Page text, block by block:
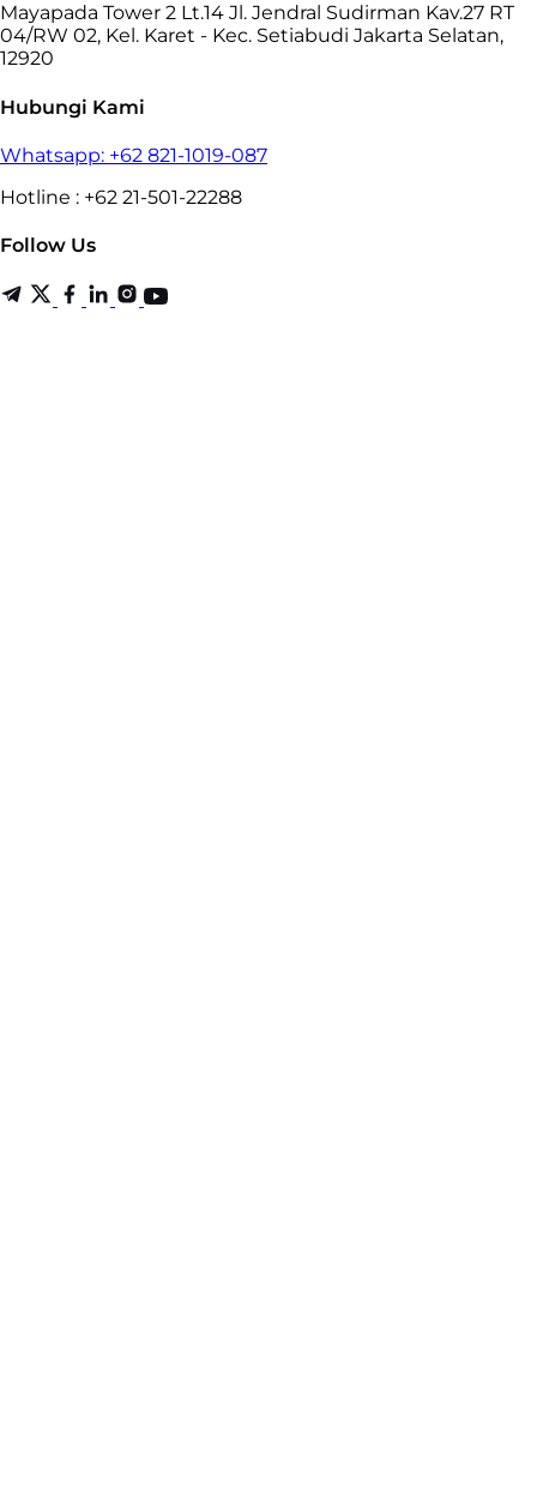
Mayapada Tower 2 Lt.14 Jl. Jendral Sudirman Kav.27 RT
04/RW 02, Kel. Karet - Kec. Setiabudi Jakarta Selatan,
12920
Hubungi Kami
Whatsapp: +62 821-1019-087
Hotline : +62 21-501-22288
Follow Us